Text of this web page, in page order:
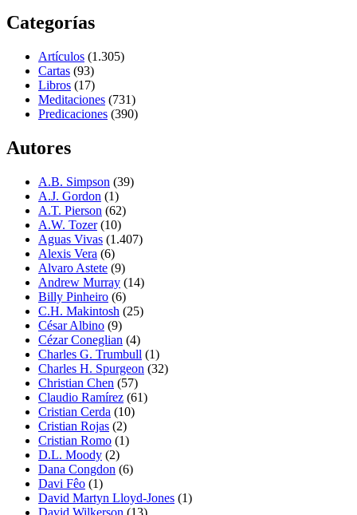
Categorías
Artículos (1.305)
Cartas (93)
Libros (17)
Meditaciones (731)
Predicaciones (390)
Autores
A.B. Simpson (39)
A.J. Gordon (1)
A.T. Pierson (62)
A.W. Tozer(10)
Aguas Vivas (1.407)
Alexis Vera (6)
Alvaro Astete (9)
Andrew Murray (14)
Billy Pinheiro (6)
C.H. Makintosh (25)
César Albino (9)
Cézar Coneglian (4)
Charles G. Trumbull (1)
Charles H. Spurgeon (32)
Christian Chen (57)
Claudio Ramírez (61)
Cristian Cerda (10)
Cristian Rojas (2)
Cristian Romo (1)
D.L. Moody (2)
Dana Congdon (6)
Davi Fêo (1)
David Martyn Lloyd-Jones (1)
David Wilkerson (13)